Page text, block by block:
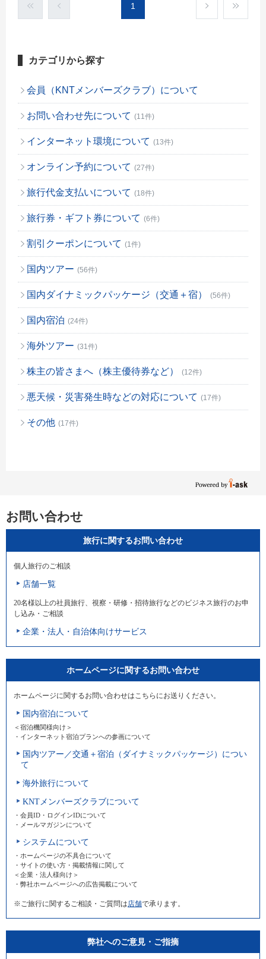
1
カテゴリから探す
会員（KNTメンバーズクラブ）について
お問い合わせ先について (11件)
インターネット環境について (13件)
オンライン予約について (27件)
旅行代金支払いについて (18件)
旅行券・ギフト券について (6件)
割引クーポンについて (1件)
国内ツアー (56件)
国内ダイナミックパッケージ（交通＋宿） (56件)
国内宿泊 (24件)
海外ツアー (31件)
株主の皆さまへ（株主優待券など） (12件)
悪天候・災害発生時などの対応について (17件)
その他 (17件)
お問い合わせ
旅行に関するお問い合わせ
個人旅行のご相談
店舗一覧
20名様以上の社員旅行、視察・研修・招待旅行などのビジネス旅行のお申
し込み・ご相談
企業・法人・自治体向けサービス
ホームページに関するお問い合わせ
ホームページに関するお問い合わせはこちらにお送りください。
国内宿泊について
＜宿泊機関様向け＞
・インターネット宿泊プランへの参画について
国内ツアー／交通＋宿泊（ダイナミックパッケージ）につい
て
海外旅行について
KNTメンバーズクラブについて
・会員ID・ログインIDについて
・メールマガジンについて
システムについて
・ホームページの不具合について
・サイトの使い方・掲載情報に関して
＜企業・法人様向け＞
・弊社ホームページへの広告掲載について
※ご旅行に関するご相談・ご質問は 店舗で承ります。
弊社へのご意見・ご指摘